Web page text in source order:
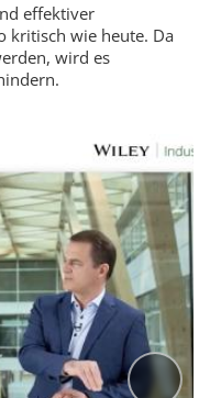
effektiver
kritisch wie heute. Da
wird es